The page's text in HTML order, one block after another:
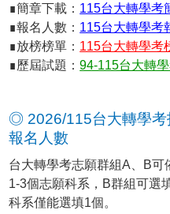
∎簡章下載： 115台大轉學考
∎報名人數： 115台大轉學考
∎放榜榜單： 115台大轉學考
∎歷屆試題：94-115台大轉
◎ 2026/115台大轉學考
報名人數
台大轉學考志願群組A、B
1-3個志願科系，B群組可選
科系僅能選填1個。